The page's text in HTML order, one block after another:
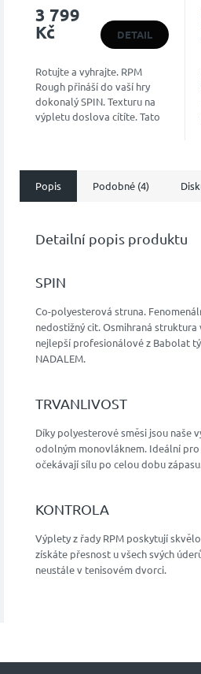
3 799
Kč
DETAIL
Rotujte a vyhrajte. RPM
Rough přináší do vaší hry
dokonalý SPIN. Texturu na
výpletu doslova cítíte. Tato
Popis Podobné (4)
Detailní popis produktu
SPIN
Co-polyesterová struna.
nedostižný cit. Osmihraná
nejlepší profesionálové z Babolat
NADALEM.
TRVANLIVOST
Díky polyesterové směsi jsou naše
odolným monovláknem. Ideální
očekávají sílu po celou dobu
KONTROLA
Výplety z řady RPM poskytují
získáte přesnost u všech svých
neustále v tenisovém dvorci.